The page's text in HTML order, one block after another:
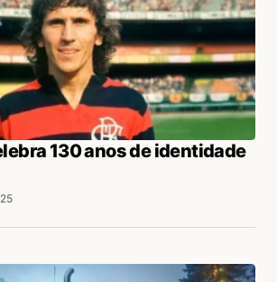
130 anos de identidade